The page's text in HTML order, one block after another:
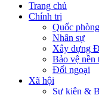
Trang chủ
Chính trị
Quốc
Nhân sự
Xây dựng
Bảo vệ nền
Đối ngoại
Xã hội
Sự kiện &